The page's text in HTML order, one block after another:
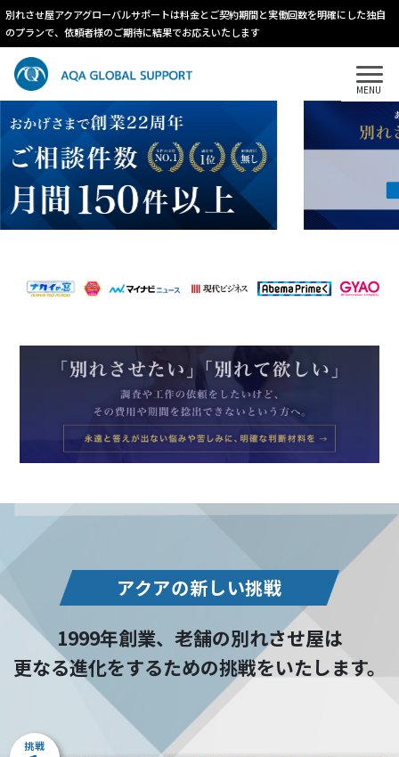
別れさせ屋アクアグローバルサポートは料金とご契約期間と実働回数を明確にした独自
のプランで、依頼者様のご期待に結果でお応えいたします
MENU
アクアの新しい挑戦
1999年創業、老舗の別れさせ屋は
更なる進化をするための挑戦をいたします。
挑戦